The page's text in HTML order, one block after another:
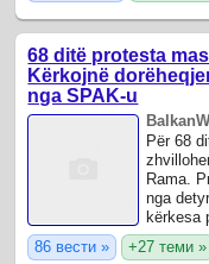
68 ditë protesta
Kërkojnë
nga SPAK-u
Për 68
Rama.
nga
kërkesa
86 вести » +27 теми »